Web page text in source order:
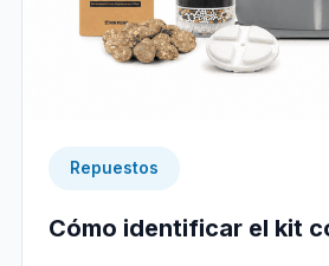
Repuestos
Cómo identificar el kit